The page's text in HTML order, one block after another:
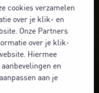
cookies verzamelen
over je klik- en
Onze Partners
over je klik-
Hiermee
en
aan je